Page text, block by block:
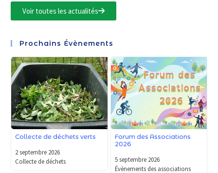
Voir toutes les actualités
Prochains Évènements
Collecte de déchets verts
2 septembre 2026
Collecte de déchets
Forum des Associations
2026
5 septembre 2026
Évènements des associations